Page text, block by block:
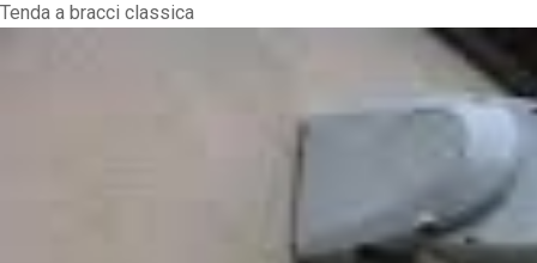
Tenda a bracci classica